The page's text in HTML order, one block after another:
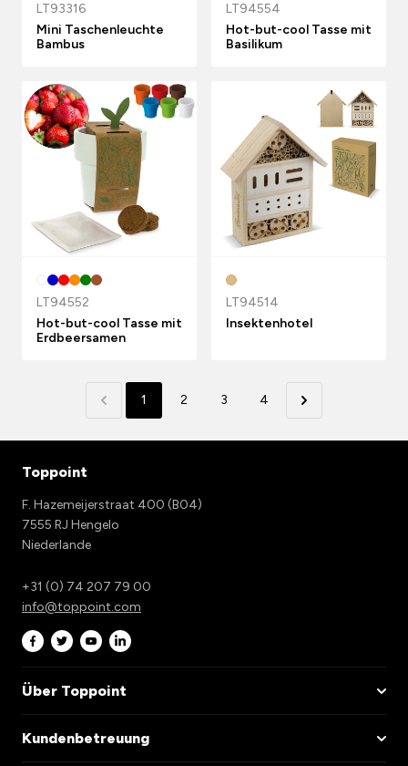
LT93316
Mini Taschenleuchte
Bambus
LT94554
Hot-but-cool Tasse mit
Basilikum
LT94552
Hot-but-cool Tasse mit
Erdbeersamen
LT94514
Insektenhotel
1 2 3 4
Toppoint
F. Hazemeijerstraat 400 (B04)
7555 RJ Hengelo
Niederlande
+31 (0) 74 207 79 00
info@toppoint.com
Über Toppoint
Kundenbetreuung